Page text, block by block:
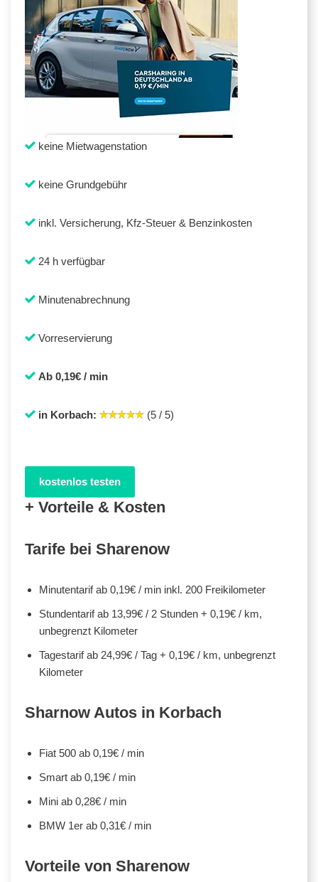
keine Mietwagenstation
keine Grundgebühr
inkl. Versicherung, Kfz-Steuer & Benzinkosten
24 h verfügbar
Minutenabrechnung
Vorreservierung
Ab 0,19€ / min
in Korbach: (5 / 5)
kostenlos testen
+ Vorteile & Kosten
Tarife bei Sharenow
Minutentarif ab 0,19€ / min inkl. 200 Freikilometer
Stundentarif ab 13,99€ / 2 Stunden + 0,19€ / km,
unbegrenzt Kilometer
Tagestarif ab 24,99€ / Tag + 0,19€ / km, unbegrenzt
Kilometer
Sharnow Autos in Korbach
Fiat 500 ab 0,19€ / min
Smart ab 0,19€ / min
Mini ab 0,28€ / min
BMW 1er ab 0,31€ / min
Vorteile von Sharenow